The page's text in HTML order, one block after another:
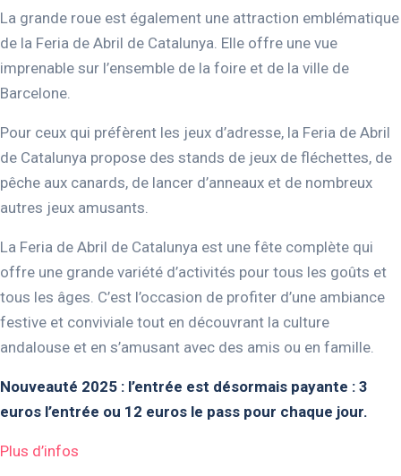
La grande roue est également une attraction emblématique
de la Feria de Abril de Catalunya. Elle offre une vue
imprenable sur l’ensemble de la foire et de la ville de
Barcelone.
Pour ceux qui préfèrent les jeux d’adresse, la Feria de Abril
de Catalunya propose des stands de jeux de fléchettes, de
pêche aux canards, de lancer d’anneaux et de nombreux
autres jeux amusants.
La Feria de Abril de Catalunya est une fête complète qui
offre une grande variété d’activités pour tous les goûts et
tous les âges. C’est l’occasion de profiter d’une ambiance
festive et conviviale tout en découvrant la culture
andalouse et en s’amusant avec des amis ou en famille.
Nouveauté 2025 : l’entrée est désormais payante : 3
euros l’entrée ou 12 euros le pass pour chaque jour.
Plus d’infos